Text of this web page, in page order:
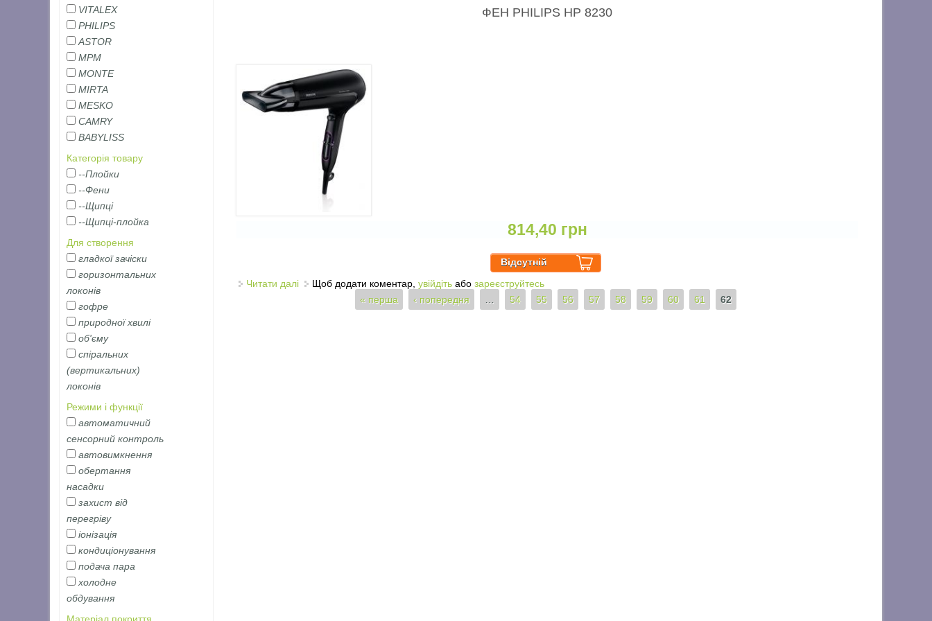
ФЕН PHILIPS HP 8230
814,40 грн
Читати далі про ФЕН PHILIPS HP 8230
Щоб додати коментар,увійдіть абозареєструйтесь
« перша ‹ попередня … 54 55 56 57 58 59 60 61 62
VITALEX
PHILIPS
ASTOR
MPM
MONTE
MIRTA
MESKO
CAMRY
BABYLISS
Категорія товару
--Плойки
--Фени
--Щипці
--Щипці-плойка
Для створення
гладкої зачіски
горизонтальних
локонів
гофре
природної хвилі
об'єму
спіральних
(вертикальних)
локонів
Режими і функції
автоматичний
сенсорний контроль
автовимкнення
обертання
насадки
захист від
перегріву
іонізація
кондиціонування
подача пара
холодне
обдування